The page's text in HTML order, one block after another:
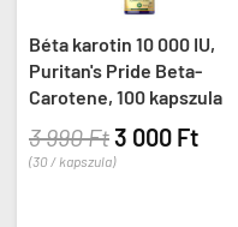
Béta karotin 10 000 IU,
Puritan's Pride Beta-
Carotene, 100 kapszula
3 990 Ft3 000 Ft
(30 / kapszula)